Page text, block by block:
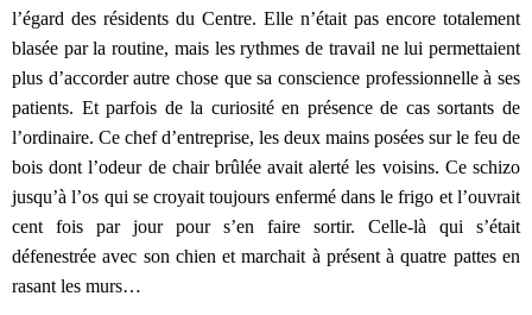
l’égard des résidents du Centre. Elle n’était pas encore totalement
blasée par la routine, mais les rythmes de travail ne lui permettaient
plus d’accorder autre chose que sa conscience professionnelle à ses
patients. Et parfois de la curiosité en présence de cas sortants de
l’ordinaire. Ce chef d’entreprise, les deux mains posées sur le feu de
bois dont l’odeur de chair brûlée avait alerté les voisins. Ce schizo
jusqu’à l’os qui se croyait toujours enfermé dans le frigo et l’ouvrait
cent fois par jour pour s’en faire sortir. Celle-là qui s’était
défenestrée avec son chien et marchait à présent à quatre pattes en
rasant les murs…